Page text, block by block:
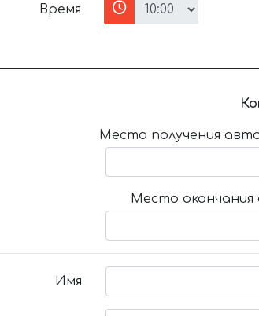
Время
Место получения
Место окончания
Имя